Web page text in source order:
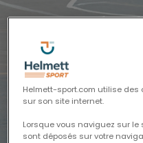
Propriétaires
Licenciés
Fédérations
Établissements
Helmett-sport.com utilise des
sur son site internet.
Lorsque vous naviguez sur le
sont déposés sur votre